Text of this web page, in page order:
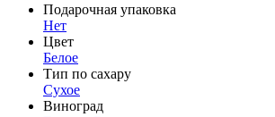
Подарочная упаковка
Нет
Цвет
Белое
Тип по сахару
Сухое
Виноград